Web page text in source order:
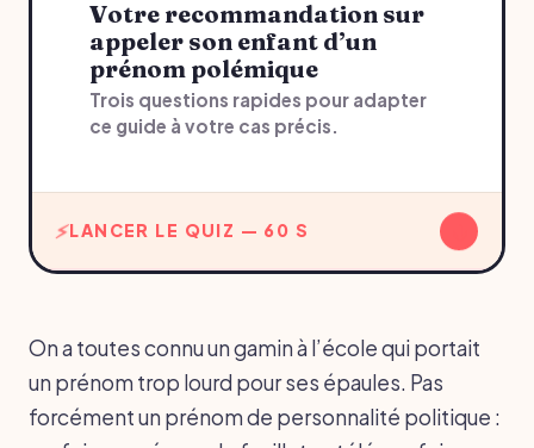
Votre recommandation sur
appeler son enfant d’un
prénom polémique
Trois questions rapides pour adapter
ce guide à votre cas précis.
LANCER LE QUIZ — 60 S
On a toutes connu un gamin à l’école qui portait
un prénom trop lourd pour ses épaules. Pas
forcément un prénom de personnalité politique :